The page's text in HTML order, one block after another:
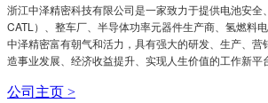
浙江中泽精密科技有限公司是一家致力于提供电池安
CATL）、整车厂、半导体功率元器件生产商、氢燃料
中泽精密富有朝气和活力，具有强大的研发、生产、
造事业发展、经济收益提升、实现人生价值的工作新平
公司主页 >